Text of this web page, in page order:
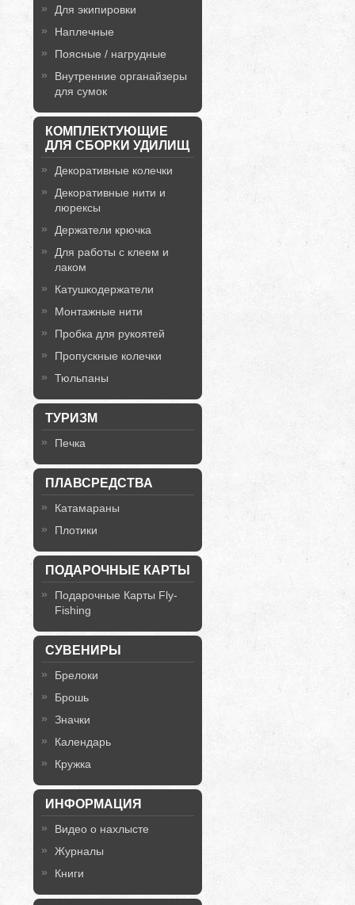
Для экипировки
Наплечные
Поясные / нагрудные
Внутренние органайзеры
для сумок
КОМПЛЕКТУЮЩИЕ
ДЛЯ СБОРКИ УДИЛИЩ
Декоративные колечки
Декоративные нити и
люрексы
Держатели крючка
Для работы с клеем и
лаком
Катушкодержатели
Монтажные нити
Пробка для рукоятей
Пропускные колечки
Тюльпаны
ТУРИЗМ
Печка
ПЛАВСРЕДСТВА
Катамараны
Плотики
ПОДАРОЧНЫЕ КАРТЫ
Подарочные Карты Fly-
Fishing
СУВЕНИРЫ
Брелоки
Брошь
Значки
Календарь
Кружка
ИНФОРМАЦИЯ
Видео о нахлысте
Журналы
Книги